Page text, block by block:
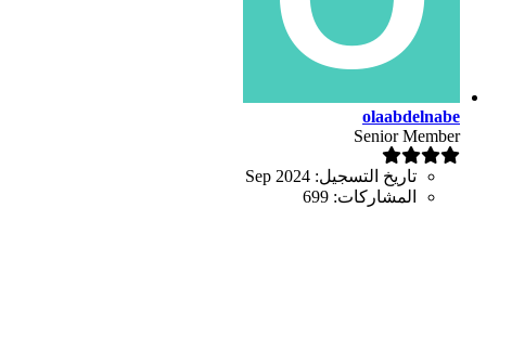
olaabdelnabe
Senior Member
تاريخ التسجيل: Sep 2024
المشاركات: 699